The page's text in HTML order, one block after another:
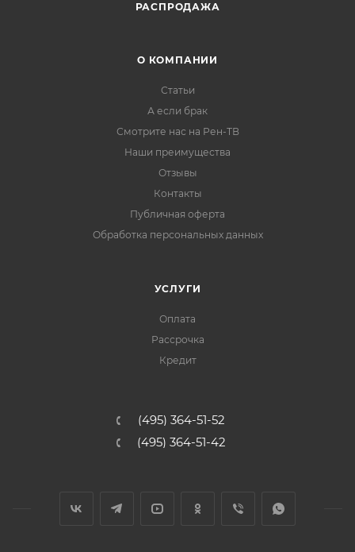
РАСПРОДАЖА
О КОМПАНИИ
Статьи
А если брак
Смотрите нас на Рен-ТВ
Наши преимущества
Отзывы
Контакты
Публичная оферта
Обработка персональных данных
УСЛУГИ
Оплата
Рассрочка
Кредит
(495) 364-51-52
(495) 364-51-42